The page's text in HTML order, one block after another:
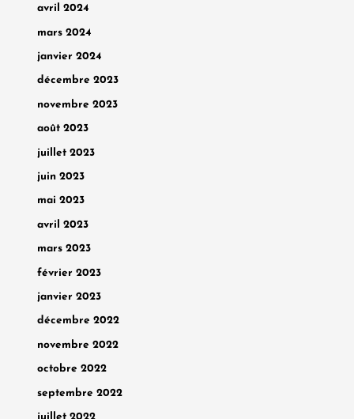
avril 2024
mars 2024
janvier 2024
décembre 2023
novembre 2023
août 2023
juillet 2023
juin 2023
mai 2023
avril 2023
mars 2023
février 2023
janvier 2023
décembre 2022
novembre 2022
octobre 2022
septembre 2022